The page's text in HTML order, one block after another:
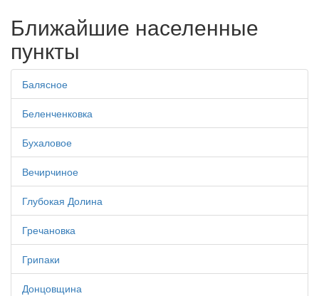
Ближайшие населенные
пункты
Балясное
Беленченковка
Бухаловое
Вечирчиное
Глубокая Долина
Гречановка
Грипаки
Донцовщина